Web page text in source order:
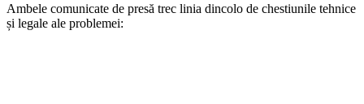
Ambele comunicate de presă trec linia dincolo de chestiunile tehnice
și legale ale problemei: